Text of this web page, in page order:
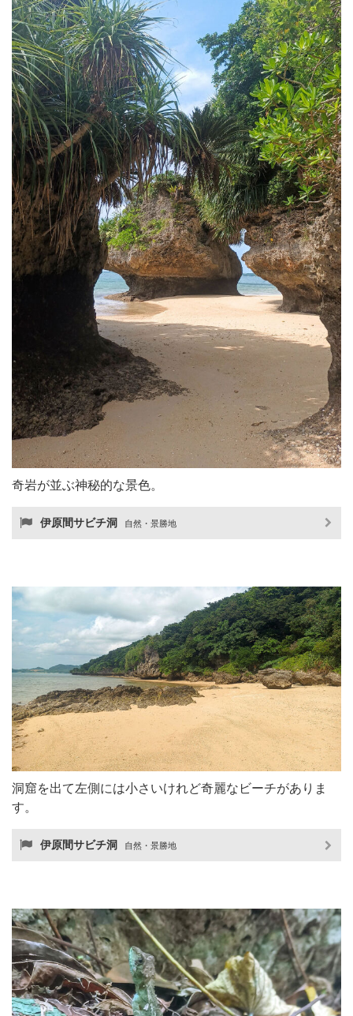
奇岩が並ぶ神秘的な景色。
伊原間サビチ洞 自然・景勝地
洞窟を出て左側には小さいけれど奇麗なビーチがありま
す。
伊原間サビチ洞 自然・景勝地